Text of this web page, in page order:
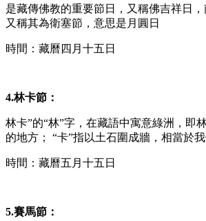
是藏傳佛教的重要節日，又稱佛吉祥日
又稱其為衛塞節，意思是月圓日
時間：藏曆四月十五日
4.林卡節：
林卡”的“林”字，在藏語中寓意綠洲，即
的地方； “卡”指以土石圍成牆，相當於
時間：藏曆五月十五日
5.賽馬節：